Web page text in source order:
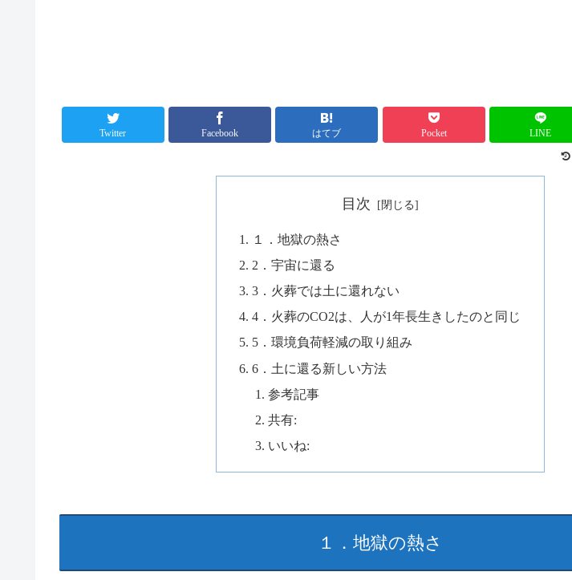
Twitter Facebook はてブ Pocket LINE
目次
１．地獄の熱さ
2．宇宙に還る
3．火葬では土に還れない
4．火葬のCO2は、人が1年長生きしたのと同じ
5．環境負荷軽減の取り組み
6．土に還る新しい方法
参考記事
共有:
いいね:
１．地獄の熱さ